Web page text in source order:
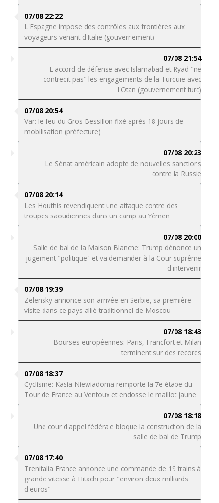
07/08 22:22
L'Espagne impose des contrôles aux frontières aux
voyageurs venant d'Italie (gouvernement)
07/08 21:54
L'accord de défense avec Islamabad et Ryad "ne
contredit pas" les engagements de la Turquie avec
l'Otan (gouvernement turc)
07/08 20:54
Var: le feu du Gros Bessillon fixé après 18 jours de
mobilisation (préfecture)
07/08 20:23
Le Sénat américain adopte de nouvelles sanctions
contre la Russie
07/08 20:14
Les Houthis revendiquent une attaque contre des
troupes saoudiennes dans un camp au Yémen
07/08 20:00
Salle de bal de la Maison Blanche: Trump dénonce un
jugement "politique" et va demander à la Cour suprême
d'intervenir
07/08 19:39
Zelensky annonce son arrivée en Serbie, sa première
visite dans ce pays allié traditionnel de Moscou
07/08 18:43
Bourses européennes: Paris, Francfort et Milan
terminent sur des records
07/08 18:37
Cyclisme: Kasia Niewiadoma remporte la 7e étape du
Tour de France au Ventoux et endosse le maillot jaune
07/08 18:18
Une cour d'appel fédérale bloque la construction de la
salle de bal de Trump
07/08 17:40
Trenitalia France annonce une commande de 19 trains à
grande vitesse à Hitachi pour "environ deux milliards
d'euros"